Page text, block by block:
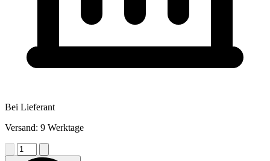
Bei Lieferant
Versand: 9 Werktage